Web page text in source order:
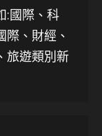
:國際、科
、財經、
旅遊類別新